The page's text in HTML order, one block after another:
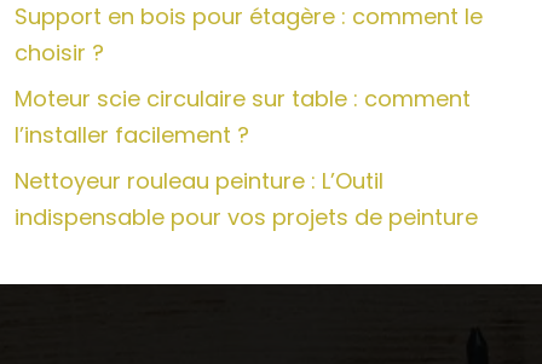
Support en bois pour étagère : comment le
choisir ?
Moteur scie circulaire sur table : comment
l’installer facilement ?
Nettoyeur rouleau peinture : L’Outil
indispensable pour vos projets de peinture